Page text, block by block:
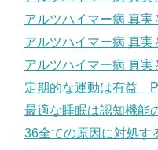
アルツハイマー病 真
アルツハイマー病 真
アルツハイマー病 真
定期的な運動は有益
最適な睡眠は認知機
36全ての原因に対処